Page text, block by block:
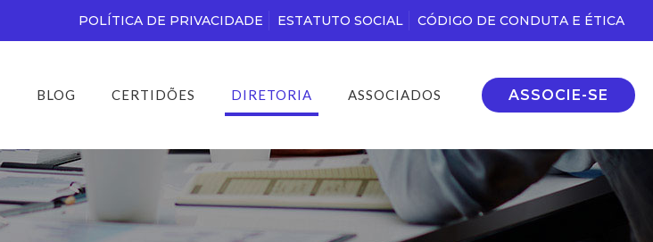
POLÍTICA DE PRIVACIDADE ESTATUTO SOCIAL CÓDIGO DE CONDUTA E ÉTICA
BLOG CERTIDÕES DIRETORIA ASSOCIADOS ASSOCIE-SE